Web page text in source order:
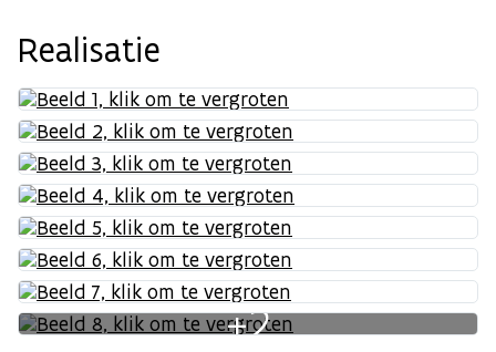
Realisatie
+2